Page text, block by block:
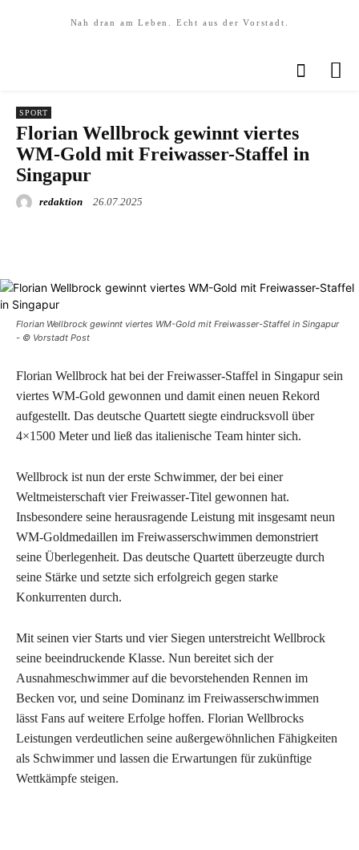
Nah dran am Leben. Echt aus der Vorstadt.
SPORT
Florian Wellbrock gewinnt viertes
WM-Gold mit Freiwasser-Staffel in
Singapur
redaktion 26.07.2025
Florian Wellbrock gewinnt viertes WM-Gold mit Freiwasser-Staffel in Singapur
- © Vorstadt Post
Florian Wellbrock hat bei der Freiwasser-Staffel in Singapur sein
viertes WM-Gold gewonnen und damit einen neuen Rekord
aufgestellt. Das deutsche Quartett siegte eindrucksvoll über
4×1500 Meter und ließ das italienische Team hinter sich.
Wellbrock ist nun der erste Schwimmer, der bei einer
Weltmeisterschaft vier Freiwasser-Titel gewonnen hat.
Insbesondere seine herausragende Leistung mit insgesamt neun
WM-Goldmedaillen im Freiwasserschwimmen demonstriert
seine Überlegenheit. Das deutsche Quartett überzeugte durch
seine Stärke und setzte sich erfolgreich gegen starke
Konkurrenten durch.
Mit seinen vier Starts und vier Siegen unterstreicht Wellbrock
seine beeindruckende Klasse. Nun bereitet sich der
Ausnahmeschwimmer auf die bevorstehenden Rennen im
Becken vor, und seine Dominanz im Freiwasserschwimmen
lässt Fans auf weitere Erfolge hoffen. Florian Wellbrocks
Leistungen verdeutlichen seine außergewöhnlichen Fähigkeiten
als Schwimmer und lassen die Erwartungen für zukünftige
Wettkämpfe steigen.